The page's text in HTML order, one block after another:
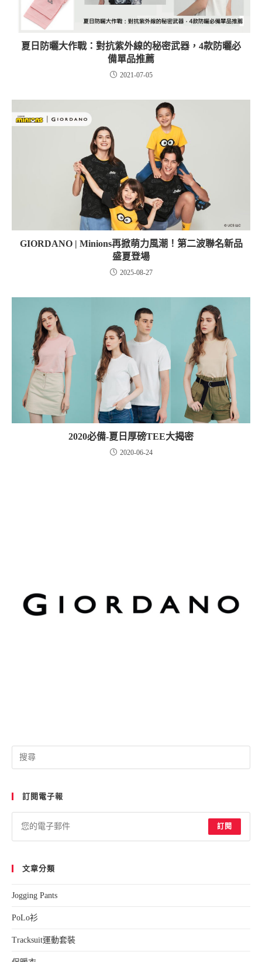
夏日防曬大作戰：對抗紫外線的秘密武器，4款防曬必
備單品推薦
2021-07-05
GIORDANO | Minions再掀萌力風潮！第二波聯名新品
盛夏登場
2025-08-27
2020必備-夏日厚磅TEE大揭密
2020-06-24
訂閱電子報
訂閱
文章分類
Jogging Pants
PoLo衫
Tracksuit運動套裝